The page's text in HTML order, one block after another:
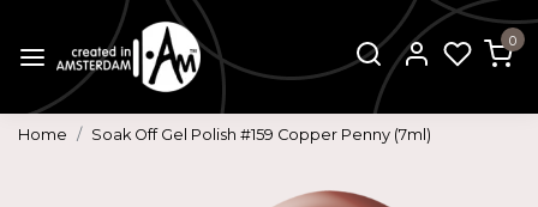
0
Home Soak Off Gel Polish #159 Copper Penny (7ml)